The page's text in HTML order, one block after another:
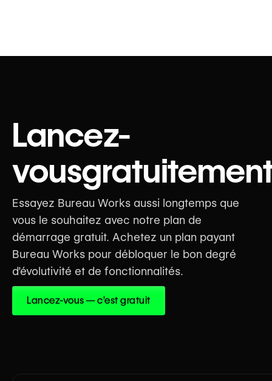
Lancez-
vous
Essayez Bureau Works aussi longtemps que
vous le souhaitez avec notre plan de
démarrage gratuit. Achetez un plan payant
Bureau Works pour débloquer le bon degré
d’évolutivité et de fonctionnalités.
Lancez-vous — c’est gratuit